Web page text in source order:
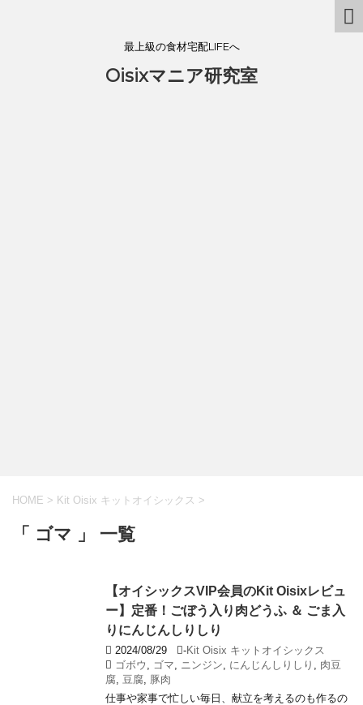
最上級の食材宅配LIFEへ
Oisixマニア研究室
HOME > Kit Oisix キットオイシックス >
「 ゴマ 」 一覧
【オイシックスVIP会員のKit Oisixレビュ
ー】定番！ごぼう入り肉どうふ ＆ ごま入
りにんじんしりしり
2024/08/29 -Kit Oisix キットオイシックス
ゴボウ
ゴマ ニンジン にんじんしりしり
肉豆
腐 豆腐 豚肉
仕事や家事で忙しい毎日、献立を考えるのも作るの